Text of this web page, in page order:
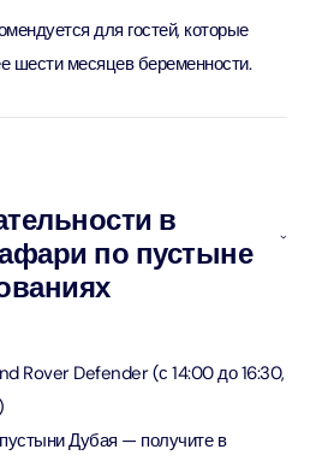
для гостей, которые
шести месяцев беременности.
в
по пустыне
Rover Defender (с 14:00 до 16:30,
Дубая — получите в